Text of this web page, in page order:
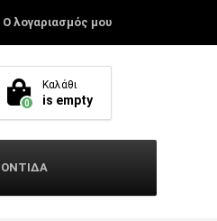
Ο λογαριασμός μου
0
Καλάθι
is empty